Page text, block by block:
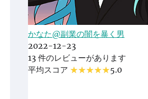
かなた@副業の闇を暴く男
2022-12-23
13 件のレビューがあります
平均スコア
5.0